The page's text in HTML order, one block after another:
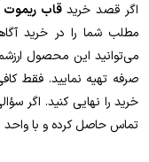
اگر قصد خریدقاب ریموت
مطلب شما را در خرید
می‌توانید این محصول
صرفه تهیه نمایید. فقط
خرید را نهایی کنید. اگر
تماس حاصل کرده و با واحد